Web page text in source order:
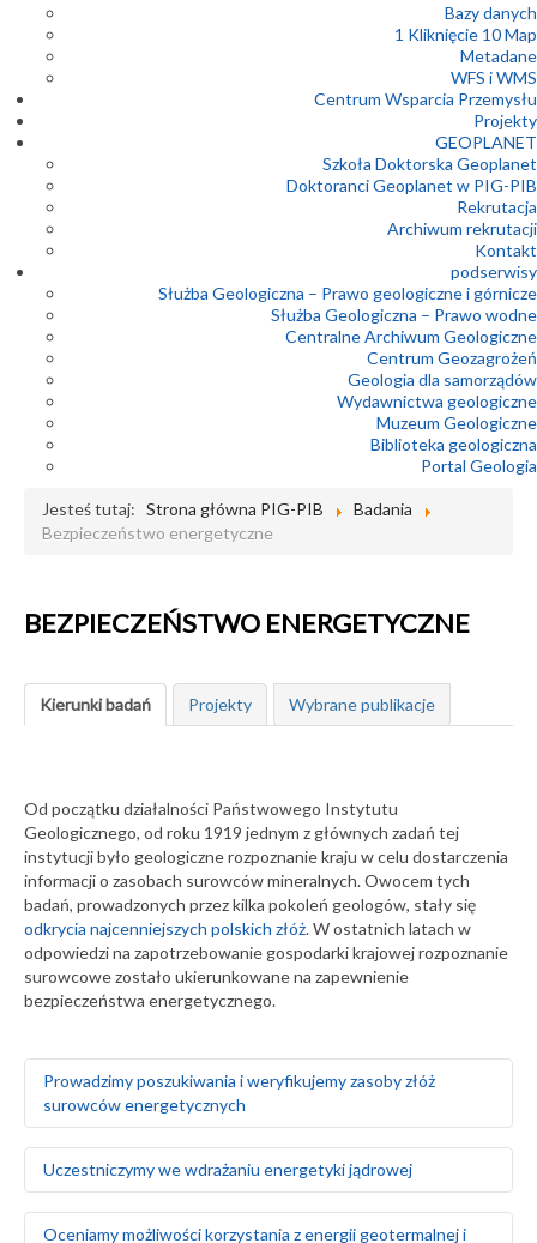
Bazy danych
1 Kliknięcie 10 Map
Metadane
WFS i WMS
Centrum Wsparcia Przemysłu
Projekty
GEOPLANET
Szkoła Doktorska Geoplanet
Doktoranci Geoplanet w PIG-PIB
Rekrutacja
Archiwum rekrutacji
Kontakt
podserwisy
Służba Geologiczna – Prawo geologiczne i górnicze
Służba Geologiczna – Prawo wodne
Centralne Archiwum Geologiczne
Centrum Geozagrożeń
Geologia dla samorządów
Wydawnictwa geologiczne
Muzeum Geologiczne
Biblioteka geologiczna
Portal Geologia
Jesteś tutaj: Strona główna PIG-PIB
Badania
Bezpieczeństwo energetyczne
BEZPIECZEŃSTWO ENERGETYCZNE
Kierunki badań Projekty Wybrane publikacje
Od początku działalności Państwowego Instytutu
Geologicznego, od roku 1919 jednym z głównych zadań tej
instytucji było geologiczne rozpoznanie kraju w celu dostarczenia
informacji o zasobach surowców mineralnych. Owocem tych
badań, prowadzonych przez kilka pokoleń geologów, stały się
odkrycia najcenniejszych polskich złóż. W ostatnich latach w
odpowiedzi na zapotrzebowanie gospodarki krajowej rozpoznanie
surowcowe zostało ukierunkowane na zapewnienie
bezpieczeństwa energetycznego.
Prowadzimy poszukiwania i weryfikujemy zasoby złóż
surowców energetycznych
węgla brunatnego i kamiennego
Opracowujemy nowe kryteria kwalifikacji zasobów węgla
Uczestniczymy we wdrażaniu energetyki jądrowej
Oceniamy możliwości korzystania z energii geotermalnej i